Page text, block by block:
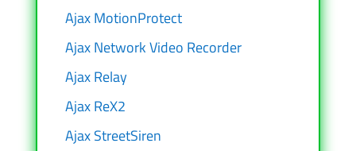
Ajax MotionProtect
Ajax Network Video Recorder
Ajax Relay
Ajax ReX2
Ajax StreetSiren